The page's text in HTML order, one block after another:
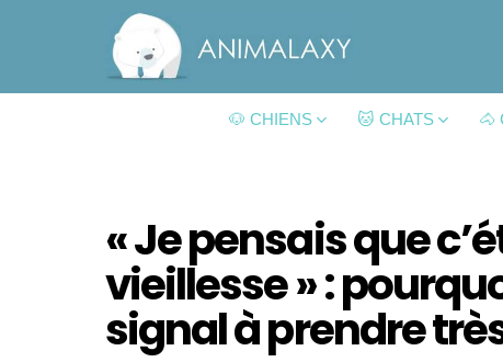
🐶 CHIENS 🐱 CHATS 🐴
« Je pensais que
vieillesse » :
signal à prendre